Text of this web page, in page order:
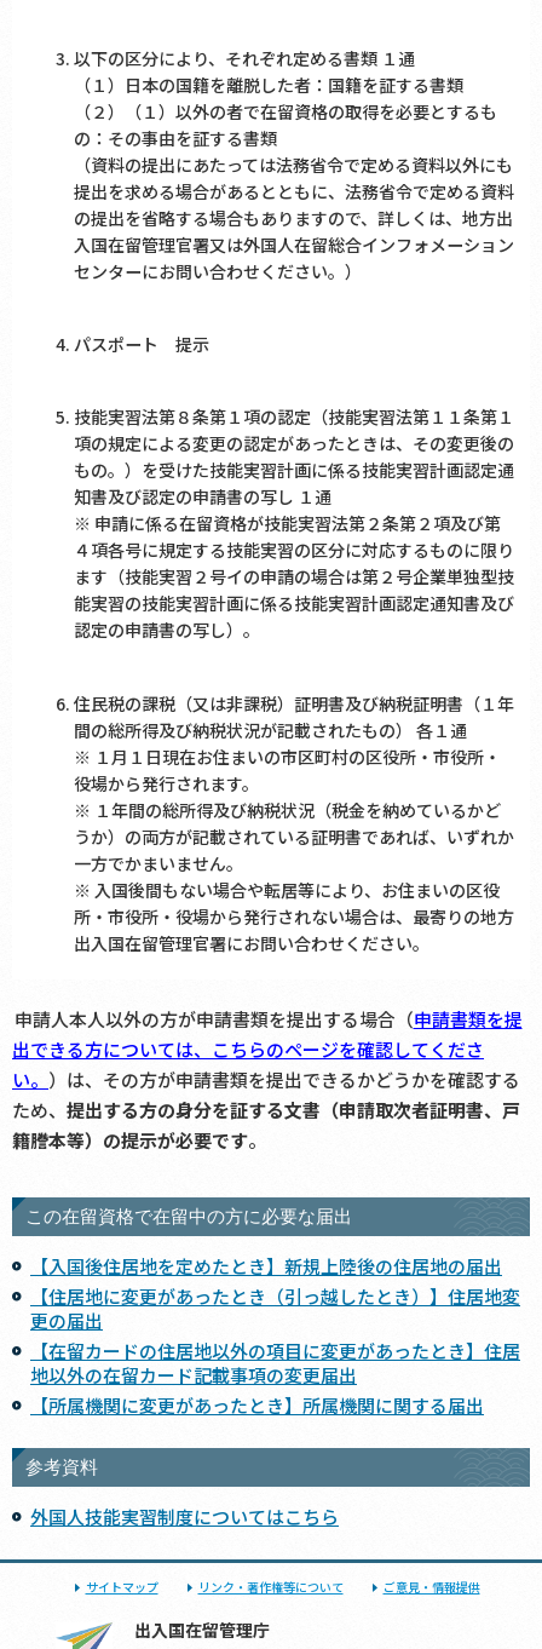
以下の区分により、それぞれ定める書類 １通
（１）日本の国籍を離脱した者：国籍を証する書類
（２）（１）以外の者で在留資格の取得を必要とするも
の：その事由を証する書類
（資料の提出にあたっては法務省令で定める資料以外にも
提出を求める場合があるとともに、法務省令で定める資料
の提出を省略する場合もありますので、詳しくは、地方出
入国在留管理官署又は外国人在留総合インフォメーション
センターにお問い合わせください。）
パスポート 提示
技能実習法第８条第１項の認定（技能実習法第１１条第１
項の規定による変更の認定があったときは、その変更後の
もの。）を受けた技能実習計画に係る技能実習計画認定通
知書及び認定の申請書の写し １通
※ 申請に係る在留資格が技能実習法第２条第２項及び第
４項各号に規定する技能実習の区分に対応するものに限り
ます（技能実習２号イの申請の場合は第２号企業単独型技
能実習の技能実習計画に係る技能実習計画認定通知書及び
認定の申請書の写し）。
住民税の課税（又は非課税）証明書及び納税証明書（１年
間の総所得及び納税状況が記載されたもの） 各１通
※ １月１日現在お住まいの市区町村の区役所・市役所・
役場から発行されます。
※ １年間の総所得及び納税状況（税金を納めているかど
うか）の両方が記載されている証明書であれば、いずれか
一方でかまいません。
※ 入国後間もない場合や転居等により、お住まいの区役
所・市役所・役場から発行されない場合は、最寄りの地方
出入国在留管理官署にお問い合わせください。
申請人本人以外の方が申請書類を提出する場合（申請書類を提
出できる方については、こちらのページを確認してくださ
い。 ）は、その方が申請書類を提出できるかどうかを確認する
ため、 提出する方の身分を証する文書（申請取次者証明書、戸
籍謄本等）の提示が必要です。
この在留資格で在留中の方に必要な届出
【入国後住居地を定めたとき】新規上陸後の住居地の届出
【住居地に変更があったとき（引っ越したとき）】住居地変
更の届出
【在留カードの住居地以外の項目に変更があったとき】住居
地以外の在留カード記載事項の変更届出
【所属機関に変更があったとき】所属機関に関する届出
参考資料
外国人技能実習制度についてはこちら
サイトマップ リンク・著作権等について ご意見・情報提供
出入国在留管理庁